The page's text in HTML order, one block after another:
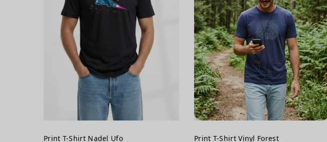
Print T-Shirt Nadel Ufo
Print T-Shirt Vinyl Forest